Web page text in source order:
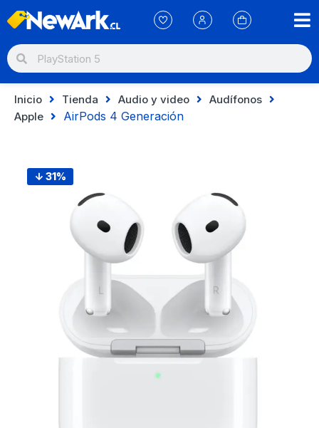
Inicio Tienda Audio y video
Audífonos
Apple
AirPods 4 Generación
↓ 31%